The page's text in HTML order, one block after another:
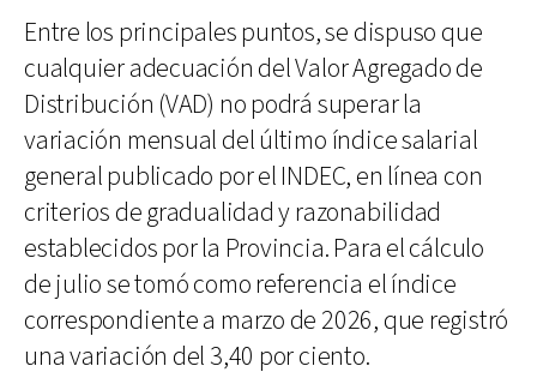
Entre los principales puntos, se dispuso que
cualquier adecuación del Valor Agregado de
Distribución (VAD) no podrá superar la
variación mensual del último índice salarial
general publicado por el INDEC, en línea con
criterios de gradualidad y razonabilidad
establecidos por la Provincia. Para el cálculo
de julio se tomó como referencia el índice
correspondiente a marzo de 2026, que registró
una variación del 3,40 por ciento.